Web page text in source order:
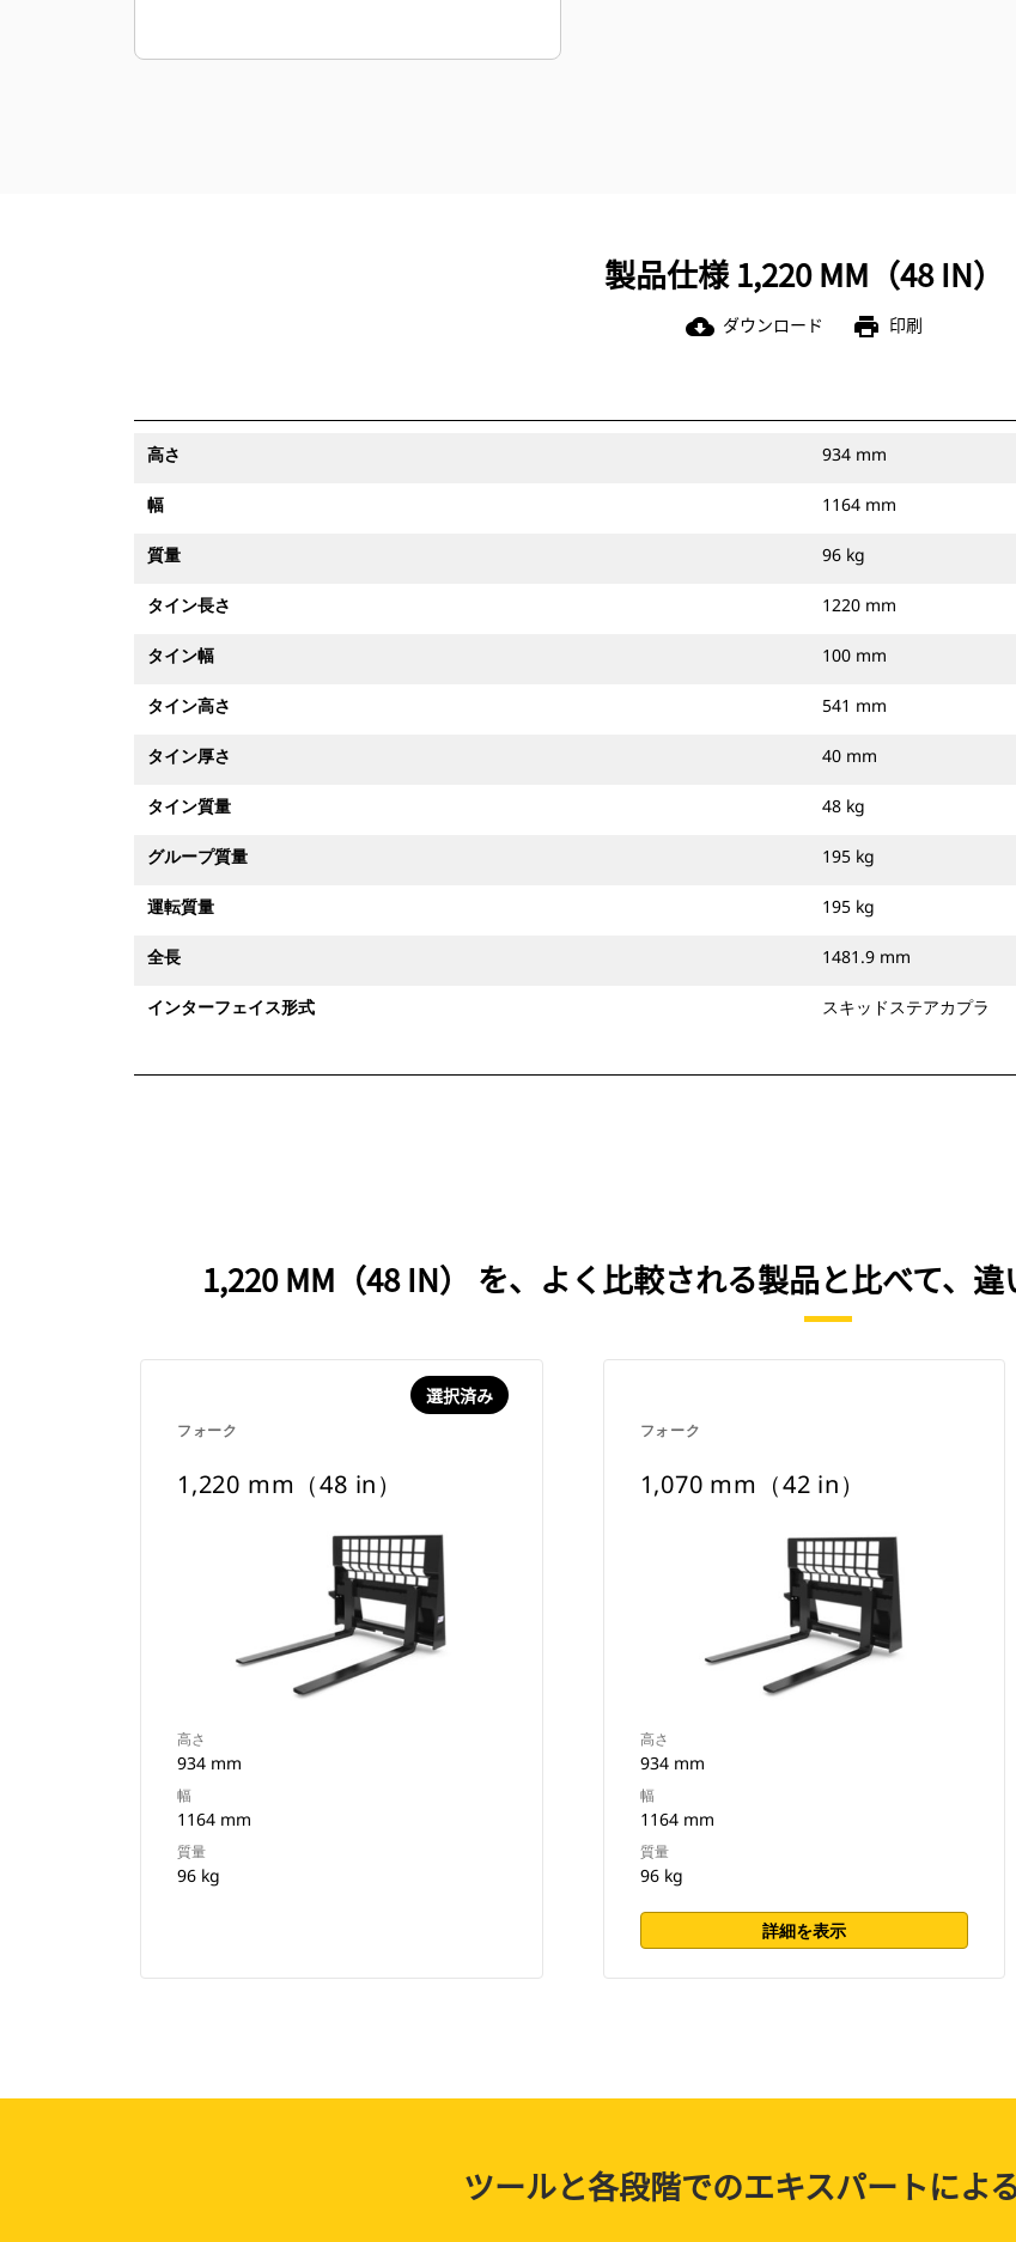
製品仕様 1,220 MM（48 IN）
cloud_download ダウンロード print 印刷
高さ 934 mm
幅 1164 mm
質量 96 kg
タイン長さ 1220 mm
タイン幅 100 mm
タイン高さ 541 mm
タイン厚さ 40 mm
タイン質量 48 kg
グループ質量 195 kg
運転質量 195 kg
全長 1481.9 mm
インターフェイス形式 スキッドステアカプラ
1,220 MM（48 IN） を、よく比較される製品と比べて、違
フォーク
選択済み
1,220 mm（48 in）
高さ
934 mm
幅
1164 mm
質量
96 kg
フォーク
1,070 mm（42 in）
高さ
934 mm
幅
1164 mm
質量
96 kg
詳細を表示
ツールと各段階でのエキスパートによ